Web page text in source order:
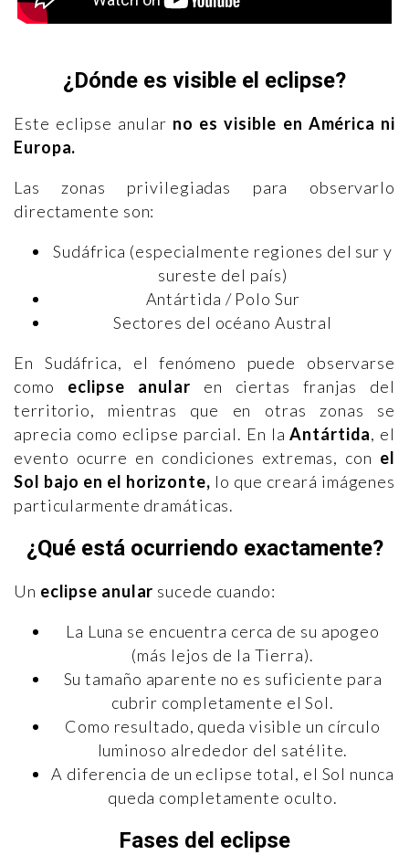
¿Dónde es visible el eclipse?
Este eclipse anular no es visible en América ni
Europa.
Las zonas privilegiadas para observarlo
directamente son:
Sudáfrica (especialmente regiones del sur y
sureste del país)
Antártida / Polo Sur
Sectores del océano Austral
En Sudáfrica, el fenómeno puede observarse
como eclipse anular en ciertas franjas del
territorio, mientras que en otras zonas se
aprecia como eclipse parcial. En laAntártida, el
evento ocurre en condiciones extremas, con el
Sol bajo en el horizonte, lo que creará imágenes
particularmente dramáticas.
¿Qué está ocurriendo exactamente?
Un eclipse anular sucede cuando:
La Luna se encuentra cerca de su apogeo
(más lejos de la Tierra).
Su tamaño aparente no es suficiente para
cubrir completamente el Sol.
Como resultado, queda visible un círculo
luminoso alrededor del satélite.
A diferencia de un eclipse total, el Sol nunca
queda completamente oculto.
Fases del eclipse